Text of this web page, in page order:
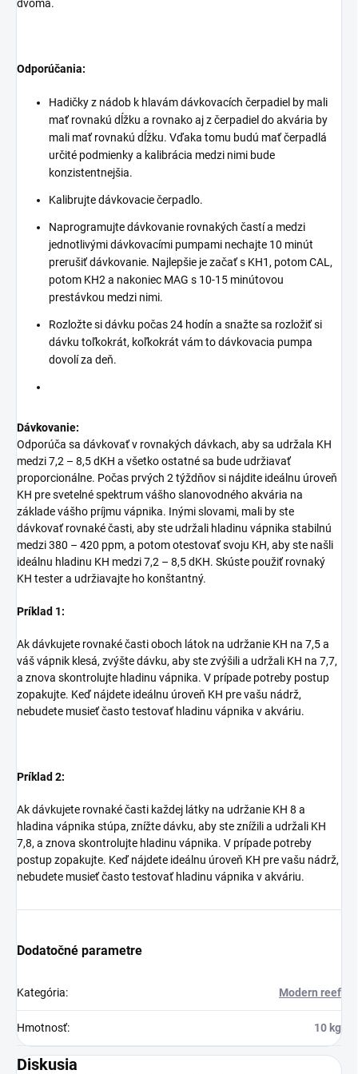
dvoma.
Odporúčania:
Hadičky z nádob k hlavám dávkovacích čerpadiel by mali
mať rovnakú dĺžku a rovnako aj z čerpadiel do akvária by
mali mať rovnakú dĺžku. Vďaka tomu budú mať čerpadlá
určité podmienky a kalibrácia medzi nimi bude
konzistentnejšia.
Kalibrujte dávkovacie čerpadlo.
Naprogramujte dávkovanie rovnakých častí a medzi
jednotlivými dávkovacími pumpami nechajte 10 minút
prerušiť dávkovanie. Najlepšie je začať s KH1, potom CAL,
potom KH2 a nakoniec MAG s 10-15 minútovou
prestávkou medzi nimi.
Rozložte si dávku počas 24 hodín a snažte sa rozložiť si
dávku toľkokrát, koľkokrát vám to dávkovacia pumpa
dovolí za deň.
Dávkovanie:
Odporúča sa dávkovať v rovnakých dávkach, aby sa udržala KH
medzi 7,2 – 8,5 dKH a všetko ostatné sa bude udržiavať
proporcionálne. Počas prvých 2 týždňov si nájdite ideálnu úroveň
KH pre svetelné spektrum vášho slanovodného akvária na
základe vášho príjmu vápnika. Inými slovami, mali by ste
dávkovať rovnaké časti, aby ste udržali hladinu vápnika stabilnú
medzi 380 – 420 ppm, a potom otestovať svoju KH, aby ste našli
ideálnu hladinu KH medzi 7,2 – 8,5 dKH. Skúste použiť rovnaký
KH tester a udržiavajte ho konštantný.
Príklad 1:
Ak dávkujete rovnaké časti oboch látok na udržanie KH na 7,5 a
váš vápnik klesá, zvýšte dávku, aby ste zvýšili a udržali KH na 7,7,
a znova skontrolujte hladinu vápnika. V prípade potreby postup
zopakujte. Keď nájdete ideálnu úroveň KH pre vašu nádrž,
nebudete musieť často testovať hladinu vápnika v akváriu.
Príklad 2:
Ak dávkujete rovnaké časti každej látky na udržanie KH 8 a
hladina vápnika stúpa, znížte dávku, aby ste znížili a udržali KH
7,8, a znova skontrolujte hladinu vápnika. V prípade potreby
postup zopakujte. Keď nájdete ideálnu úroveň KH pre vašu nádrž,
nebudete musieť často testovať hladinu vápnika v akváriu.
Dodatočné parametre
Kategória: Modern reef
Hmotnosť: 10 kg
Diskusia